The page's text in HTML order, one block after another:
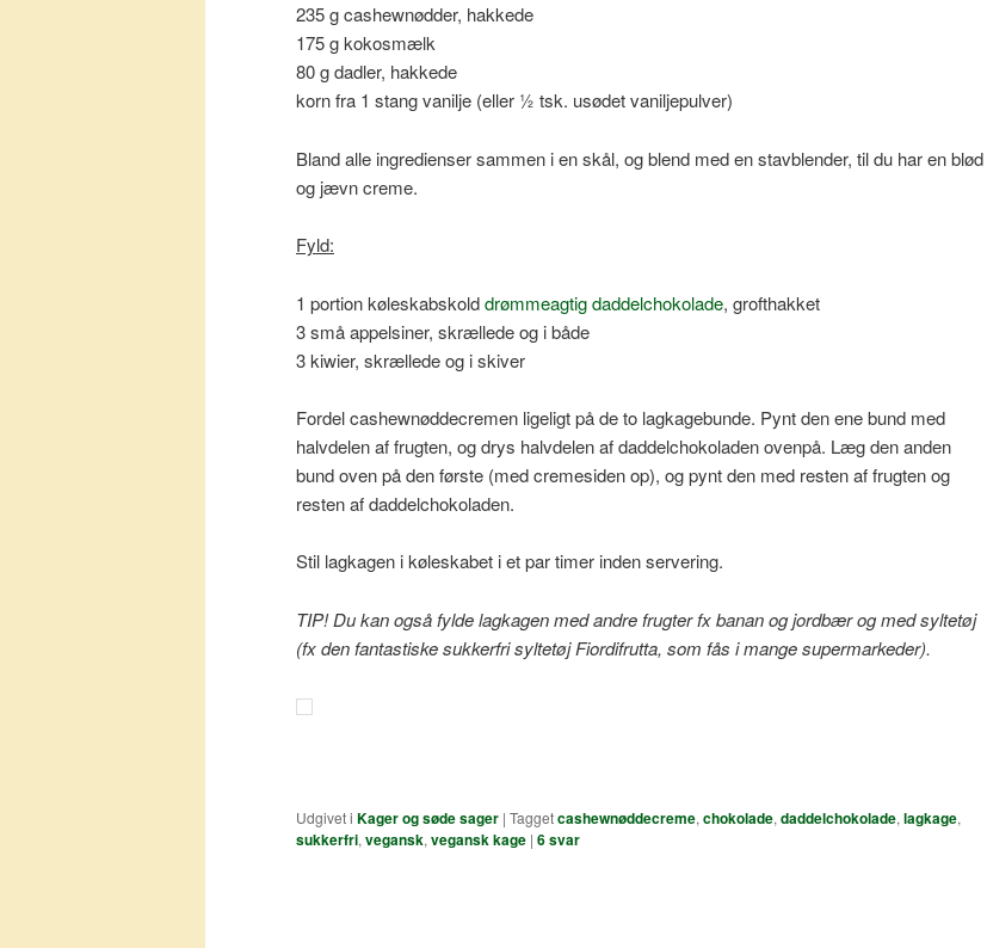
235 g cashewnødder, hakkede
175 g kokosmælk
80 g dadler, hakkede
korn fra 1 stang vanilje (eller ½ tsk. usødet vaniljepulver)
Bland alle ingredienser sammen i en skål, og blend med en stavblender, til du har en blød
og jævn creme.
Fyld:
1 portion køleskabskolddrømmeagtig daddelchokolade, grofthakket
3 små appelsiner, skrællede og i både
3 kiwier, skrællede og i skiver
Fordel cashewnøddecremen ligeligt på de to lagkagebunde. Pynt den ene bund med
halvdelen af frugten, og drys halvdelen af daddelchokoladen ovenpå. Læg den anden
bund oven på den første (med cremesiden op), og pynt den med resten af frugten og
resten af daddelchokoladen.
Stil lagkagen i køleskabet i et par timer inden servering.
TIP! Du kan også fylde lagkagen med andre frugter fx banan og jordbær og med syltetøj
(fx den fantastiske sukkerfri syltetøj Fiordifrutta, som fås i mange supermarkeder).
Udgivet i Kager og søde sager | Taggetcashewnøddecreme, chokolade, daddelchokolade, lagkage,
sukkerfri, vegansk, vegansk kage | 6svar